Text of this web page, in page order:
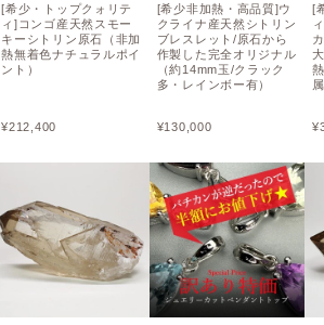
[希少・トップクォリテ
ィ]コンゴ産天然スモー
キーシトリン原石（非加
熱無着色ナチュラルポイ
ント）
¥212,400
[希少非加熱・高品質]ウ
クライナ産天然シトリン
ブレスレット/原石から
作製した完全オリジナル
（約14mm玉/クラック
多・レインボー有）
¥130,000
[
¥